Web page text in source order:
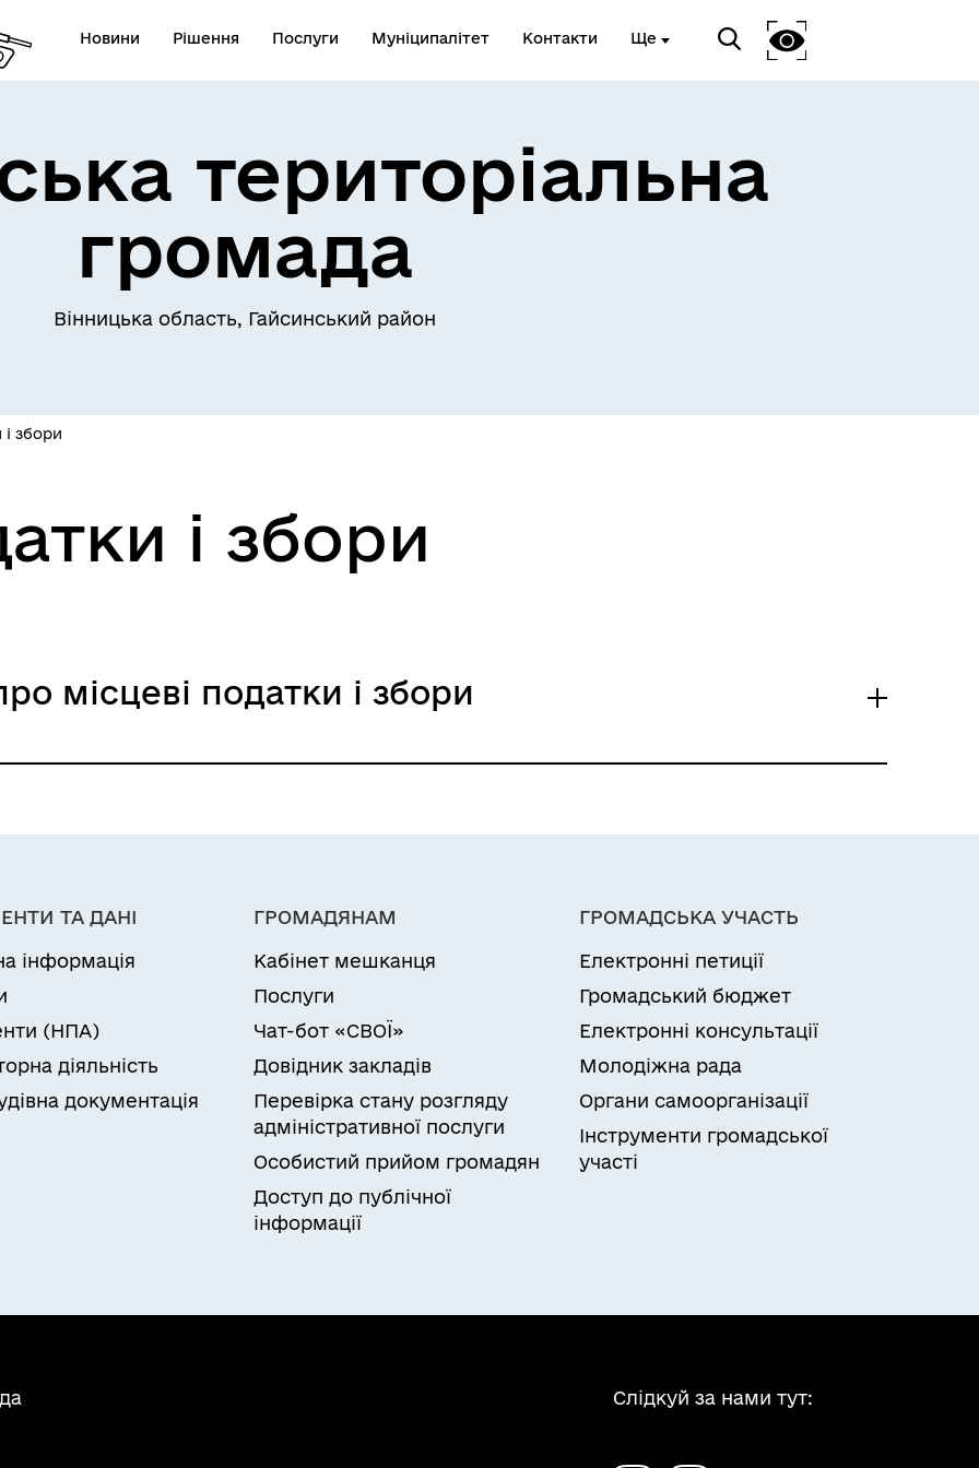
Новини Рішення Послуги Муніципалітет Контакти Ще
інформація
закладів
Телефони екстрених служб та
комунальних підприємств
Послуги державної раєстрації
Доступ до публічної
інформації
територіальна
громада
Вінницька область, Гайсинський район
і збори
і збори
місцеві податки і збори
від 14.07.2022 року №1
ТА ДАНІ
інформація
(НПА)
діяльність
документація
ГРОМАДЯНАМ
Кабінет мешканця
Послуги
Чат-бот «СВОЇ»
Довідник закладів
Перевірка стану розгляду
адміністративної послуги
Особистий прийом громадян
Доступ до публічної
інформації
ГРОМАДСЬКА УЧАСТЬ
Електронні петиції
Громадський бюджет
Електронні консультації
Молодіжна рада
Органи самоорганізації
Інструменти громадської
участі
Слідкуй за нами тут: